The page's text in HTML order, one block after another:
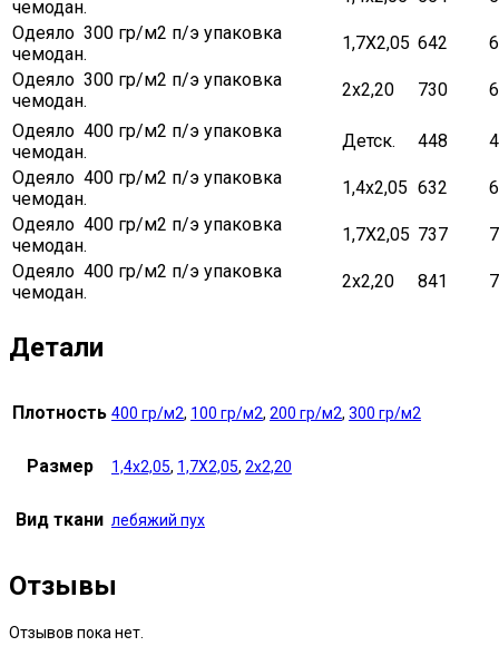
чемодан.
Одеяло 300 гр/м2 п/э упаковка
чемодан.
1,7Х2,05 642
Одеяло 300 гр/м2 п/э упаковка
чемодан.
2х2,20 730
Одеяло 400 гр/м2 п/э упаковка
чемодан.
Детск. 448
Одеяло 400 гр/м2 п/э упаковка
чемодан.
1,4х2,05 632
Одеяло 400 гр/м2 п/э упаковка
чемодан.
1,7Х2,05 737
Одеяло 400 гр/м2 п/э упаковка
чемодан.
2х2,20 841
Детали
Плотность 400 гр/м2, 100 гр/м2, 200 гр/м2, 300 гр/м2
Размер 1,4х2,05, 1,7Х2,05, 2х2,20
Вид ткани лебяжий пух
Отзывы
Отзывов пока нет.